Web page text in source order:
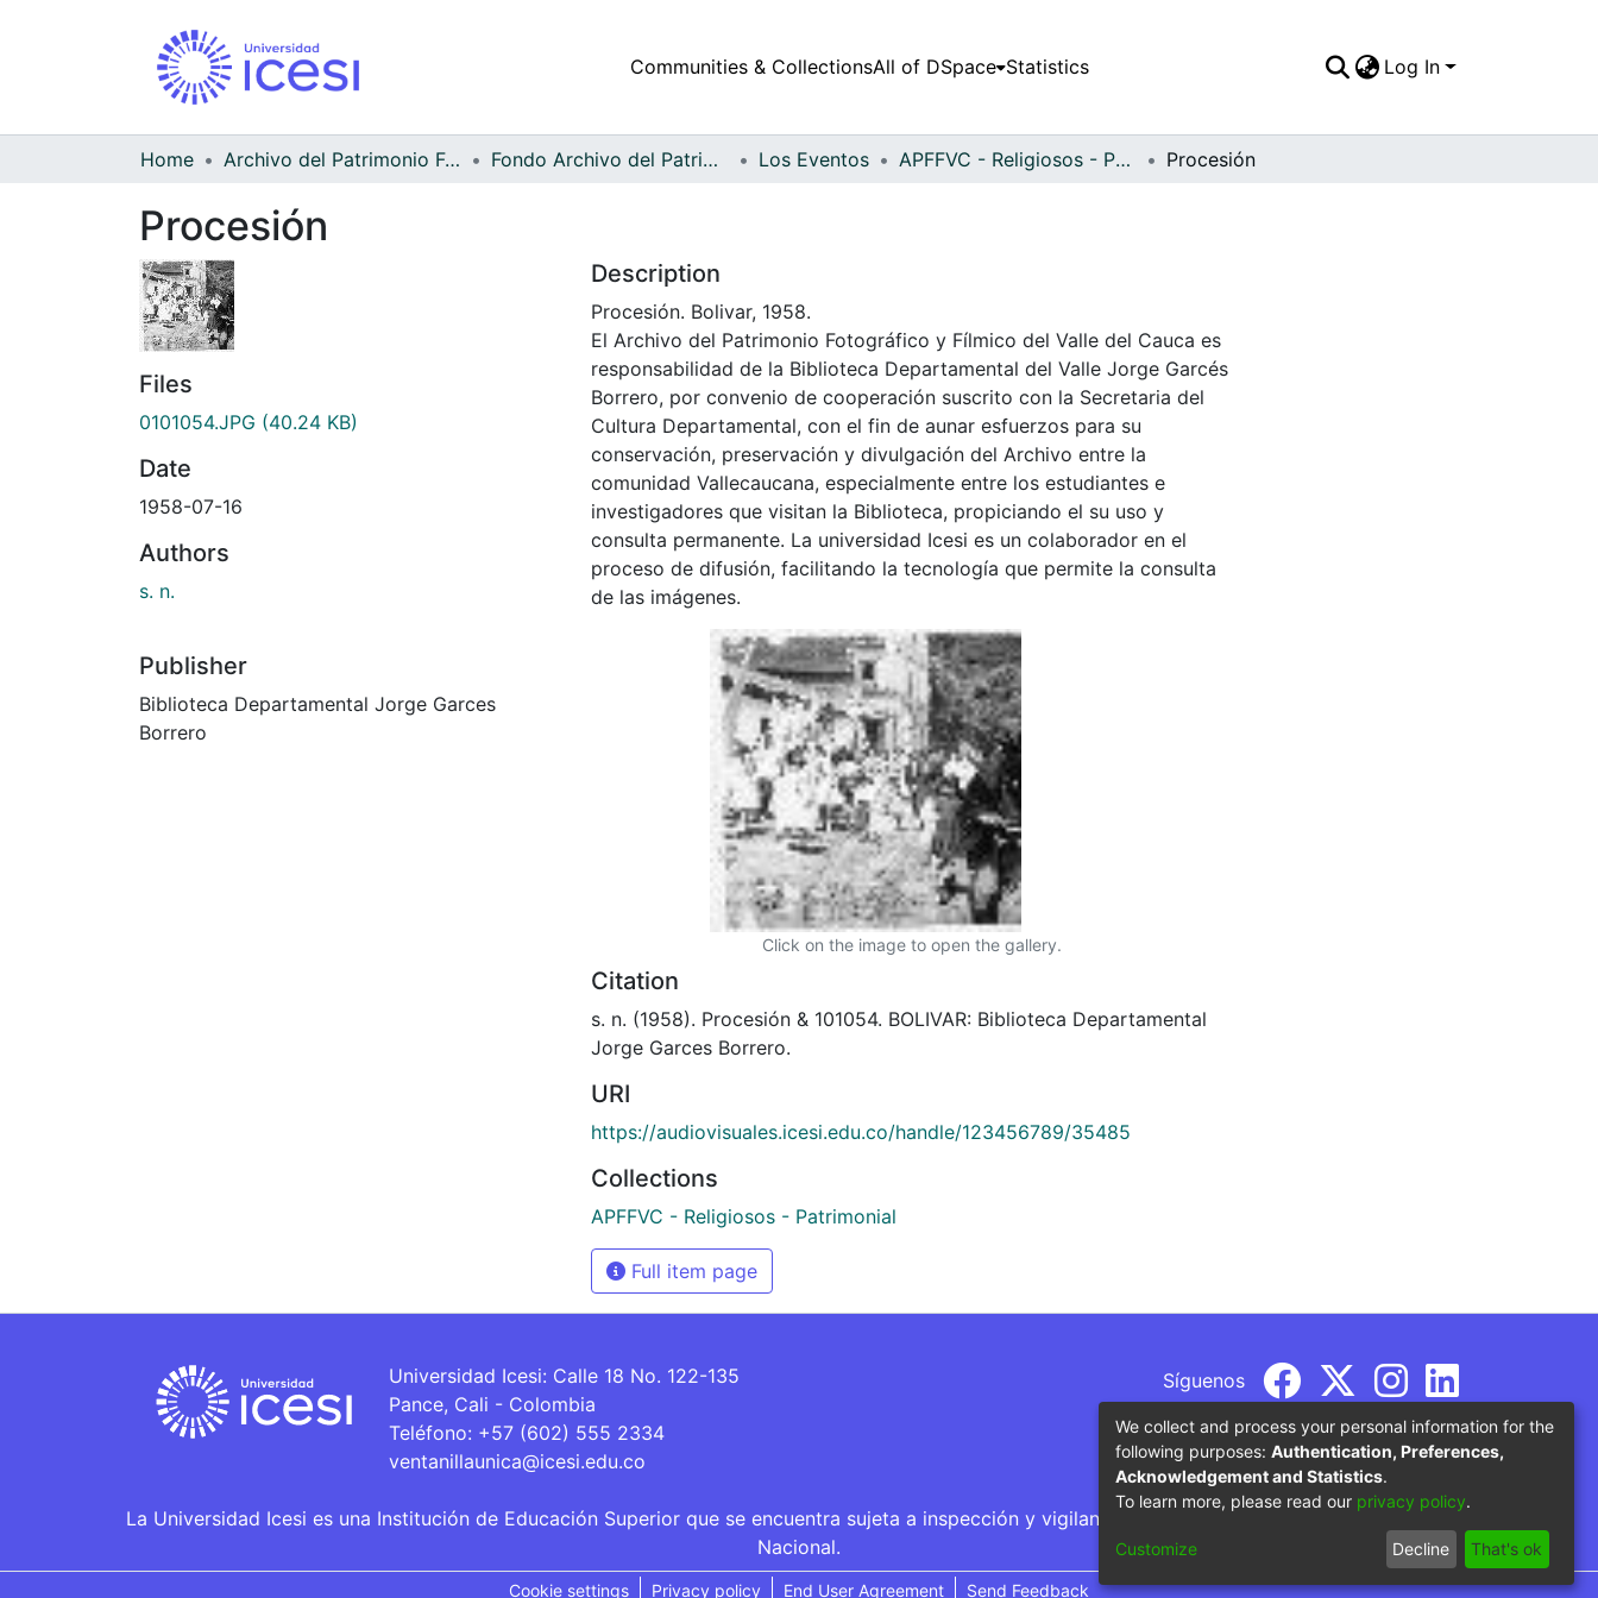
Communities & CollectionsAll of DSpace Statistics Log In
Home Archivo del Patrimonio Fotográfico y Fílmico del Valle del Cauca Fondo Archivo del Patrimonio Fotográfico y Fílmico del Valle del Cauca Los Eventos APFFVC - Religiosos - Patrimonial Procesión
Procesión
Files
0101054.JPG (40.24 KB)
Date
1958-07-16
Authors
s. n.
Publisher
Biblioteca Departamental Jorge Garces
Borrero
Description
Procesión. Bolivar, 1958.
El Archivo del Patrimonio Fotográfico y Fílmico del Valle del Cauca es
responsabilidad de la Biblioteca Departamental del Valle Jorge Garcés
Borrero, por convenio de cooperación suscrito con la Secretaria del
Cultura Departamental, con el fin de aunar esfuerzos para su
conservación, preservación y divulgación del Archivo entre la
comunidad Vallecaucana, especialmente entre los estudiantes e
investigadores que visitan la Biblioteca, propiciando el su uso y
consulta permanente. La universidad Icesi es un colaborador en el
proceso de difusión, facilitando la tecnología que permite la consulta
de las imágenes.
Click on the image to open the gallery.
Citation
s. n. (1958). Procesión & 101054. BOLIVAR: Biblioteca Departamental
Jorge Garces Borrero.
URI
https://audiovisuales.icesi.edu.co/handle/123456789/35485
Collections
APFFVC - Religiosos - Patrimonial
Full item page
Universidad Icesi: Calle 18 No. 122-135
Pance, Cali - Colombia
Teléfono: +57 (602) 555 2334
ventanillaunica@icesi.edu.co
Síguenos
La Universidad Icesi es una Institución de Educación Superior que se encuentra sujeta a inspección y vigilancia por parte del Ministerio de Educación
Nacional.
Cookie settings Privacy policy End User Agreement Send Feedback
We collect and process your personal information for the
following purposes: Authentication, Preferences,
Acknowledgement and Statistics.
To learn more, please read our privacy policy.
Customize Decline That's ok